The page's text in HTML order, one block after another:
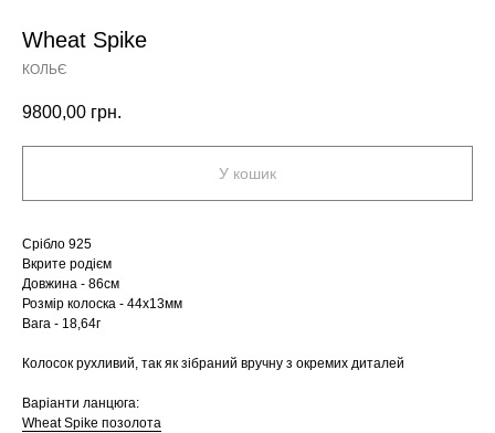
Wheat Spike
КОЛЬЄ
9800,00 грн.
У кошик
Срібло 925
Вкрите родієм
Довжина - 86см
Розмір колоска - 44х13мм
Вага - 18,64г
Колосок рухливий, так як зібраний вручну з окремих диталей
Варіанти ланцюга:
Wheat Spike позолота